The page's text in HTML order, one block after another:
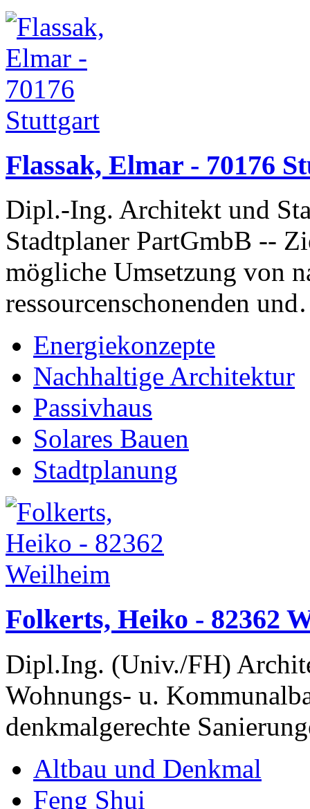
Flassak, Elmar - 70176
Dipl.-Ing. Architekt und
Stadtplaner PartGmbB --
mögliche Umsetzung von
ressourcenschonenden
Energiekonzepte
Nachhaltige Architektur
Passivhaus
Solares Bauen
Stadtplanung
Folkerts, Heiko - 82362
Dipl.Ing. (Univ./FH)
Wohnungs- u.
denkmalgerechte
Altbau und Denkmal
Feng Shui